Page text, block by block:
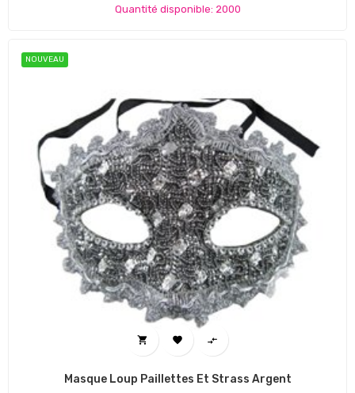
Quantité disponible: 2000
NOUVEAU
  
Masque Loup Paillettes Et Strass Argent